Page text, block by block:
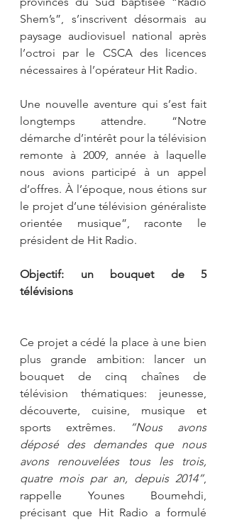
Shem’s”, s’inscrivent désormais au
paysage audiovisuel national après
l’octroi par le CSCA des licences
nécessaires à l’opérateur Hit Radio.
Une nouvelle aventure qui s’est fait
longtemps attendre. “Notre
démarche d’intérêt pour la télévision
remonte à 2009, année à laquelle
nous avions participé à un appel
d’offres. À l’époque, nous étions sur
le projet d’une télévision généraliste
orientée musique”, raconte le
président de Hit Radio.
Objectif: un bouquet de 5
télévisions
Ce projet a cédé la place à une bien
plus grande ambition: lancer un
bouquet de cinq chaînes de
télévision thématiques: jeunesse,
découverte, cuisine, musique et
sports extrêmes.
“Nous avons
déposé des demandes que nous
avons renouvelées tous les trois,
quatre mois par an, depuis 2014”,
rappelle Younes Boumehdi,
précisant que Hit Radio a formulé